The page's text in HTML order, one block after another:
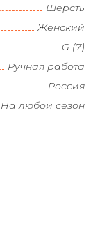
Шерсть
Женский
G (7)
Ручная работа
Россия
На любой сезон